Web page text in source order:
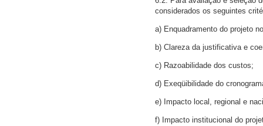
considerados os seguintes
a) Enquadramento do projeto
b) Clareza da justificativa e
c) Razoabilidade dos custos;
d) Exeqüibilidade do
e) Impacto local, regional e
f) Impacto institucional do